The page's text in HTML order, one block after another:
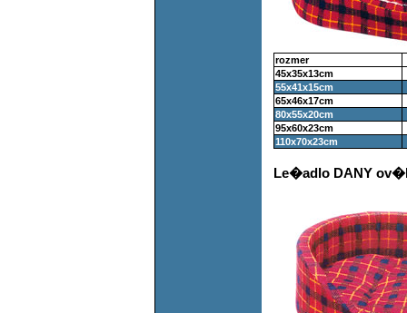
rozmer
45x35x13cm
55x41x15cm
65x46x17cm
80x55x20cm
95x60x23cm
110x70x23cm
Le�adlo DANY